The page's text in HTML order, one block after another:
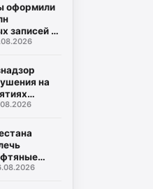
оформили
записей к
года
на
топливный